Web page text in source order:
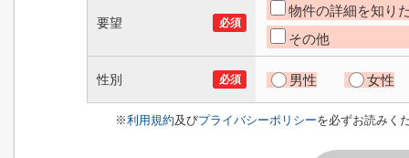
要望 必須
物件の詳細を知り
その他
性別 必須 男性 女性
※利用規約及びプライバシーポリシーを必ずお読みく